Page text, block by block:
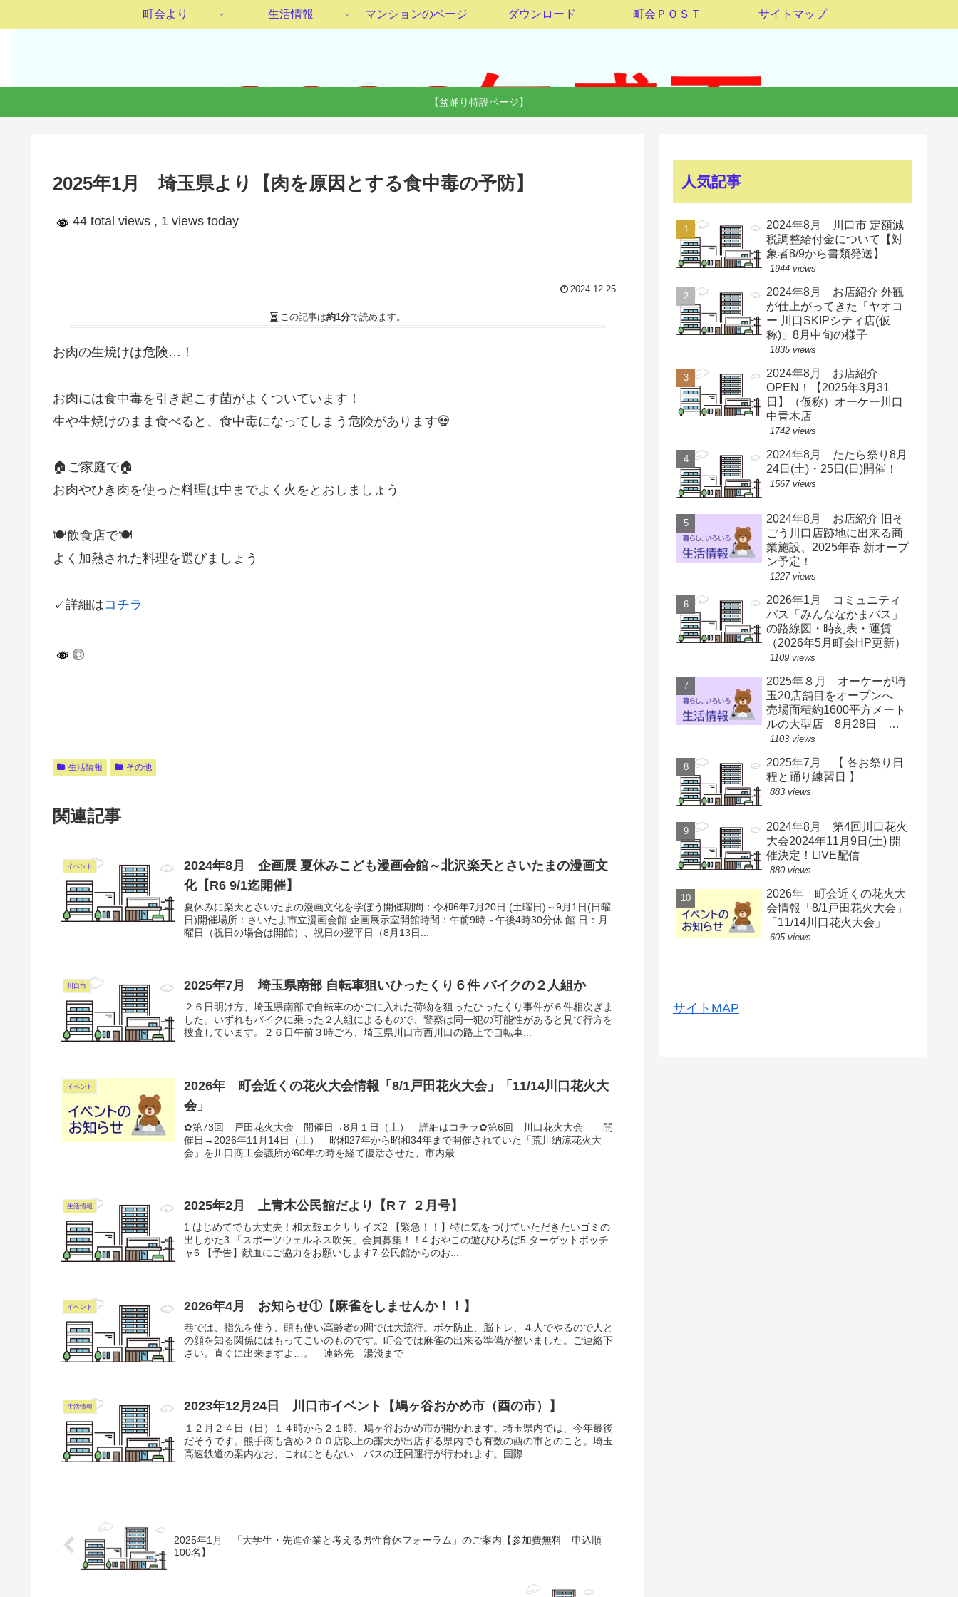
町会より 生活情報 マンションのページ ダウンロード 町会ＰＯＳＴ サイトマップ
【盆踊り特設ページ】
2025年1月 埼玉県より【肉を原因とする食中毒の予防】
44 total views , 1 views today
2024.12.25
この記事は約1分で読めます。
お肉の生焼けは危険…！
お肉には食中毒を引き起こす菌がよくついています！
生や生焼けのまま食べると、食中毒になってしまう危険があります💀
🏠ご家庭で🏠
お肉やひき肉を使った料理は中までよく火をとおしましょう
🍽飲食店で🍽
よく加熱された料理を選びましょう
✓詳細はコチラ
生活情報 その他
関連記事
イベント
2024年8月 企画展 夏休みこども漫画会館～北沢楽天とさいたまの漫画文
化【R6 9/1迄開催】
夏休みに楽天とさいたまの漫画文化を学ぼう開催期間：令和6年7月20日 (土曜日)～9月1日(日曜
日)開催場所：さいたま市立漫画会館 企画展示室開館時間：午前9時～午後4時30分休 館 日：月
曜日（祝日の場合は開館）、祝日の翌平日（8月13日...
川口市 2025年7月 埼玉県南部 自転車狙いひったくり６件 バイクの２人組か
２６日明け方、埼玉県南部で自転車のかごに入れた荷物を狙ったひったくり事件が６件相次ぎま
した。いずれもバイクに乗った２人組によるもので、警察は同一犯の可能性があると見て行方を
捜査しています。２６日午前３時ごろ、埼玉県川口市西川口の路上で自転車...
イベント
2026年 町会近くの花火大会情報「8/1戸田花火大会」「11/14川口花火大
会」
✿第73回 戸田花火大会 開催日→8月１日（土） 詳細はコチラ✿第6回 川口花火大会 開
催日→2026年11月14日（土） 昭和27年から昭和34年まで開催されていた「荒川納涼花火大
会」を川口商工会議所が60年の時を経て復活させた、市内最...
生活情報 2025年2月 上青木公民館だより【R７ ２月号】
1 はじめてでも大丈夫！和太鼓エクササイズ2 【緊急！！】特に気をつけていただきたいゴミの
出しかた3 「スポーツウェルネス吹矢」会員募集！！4 おやこの遊びひろば5 ターゲットボッチ
ャ6 【予告】献血にご協力をお願いします7 公民館からのお...
イベント 2026年4月 お知らせ①【麻雀をしませんか！！】
巷では、指先を使う、頭も使い高齢者の間では大流行。ボケ防止、脳トレ、４人でやるので人と
の顔を知る関係にはもってこいのものです。町会では麻雀の出来る準備が整いました。ご連絡下
さい。直ぐに出来ますよ…。 連絡先 湯淺まで
生活情報 2023年12月24日 川口市イベント【鳩ヶ谷おかめ市（酉の市）】
１２月２４日（日）１４時から２１時、鳩ヶ谷おかめ市が開かれます。埼玉県内では、今年最後
だそうです。熊手商も含め２００店以上の露天が出店する県内でも有数の酉の市とのこと。埼玉
高速鉄道の案内なお、これにともない、バスの迂回運行が行われます。国際...
2025年1月 「大学生・先進企業と考える男性育休フォーラム」のご案内【参加費無料 申込順
100名】
人気記事
2024年8月 川口市 定額減
税調整給付金について【対
象者8/9から書類発送】
1944 views
2024年8月 お店紹介 外観
が仕上がってきた「ヤオコ
ー 川口SKIPシティ店(仮
称)」8月中旬の様子
1835 views
2024年8月 お店紹介
OPEN！【2025年3月31
日】（仮称）オーケー川口
中青木店
1742 views
2024年8月 たたら祭り8月
24日(土)・25日(日)開催！
1567 views
2024年8月 お店紹介 旧そ
ごう川口店跡地に出来る商
業施設、2025年春 新オープ
ン予定！
1227 views
2026年1月 コミュニティ
バス「みんななかまバス」
の路線図・時刻表・運賃
（2026年5月町会HP更新）
1109 views
2025年８月 オーケーが埼
玉20店舗目をオープンへ
売場面積約1600平方メート
ルの大型店 8月28日 ス
ーパー激戦区に【出店情
1103 views
2025年7月 【 各お祭り日
程と踊り練習日 】
883 views
2024年8月 第4回川口花火
大会2024年11月9日(土) 開
催決定！LIVE配信
880 views
2026年 町会近くの花火大
会情報「8/1戸田花火大会」
「11/14川口花火大会」
605 views
サイトMAP